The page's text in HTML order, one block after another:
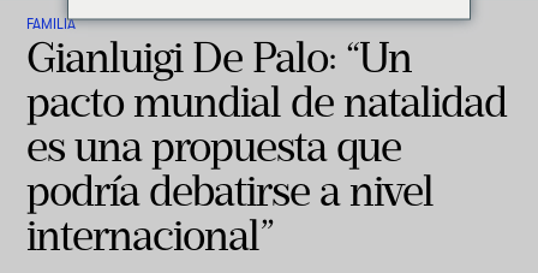
FAMILIA
Gianluigi De Palo: “Un
pacto mundial de natalidad
es una propuesta que
podría debatirse a nivel
internacional”